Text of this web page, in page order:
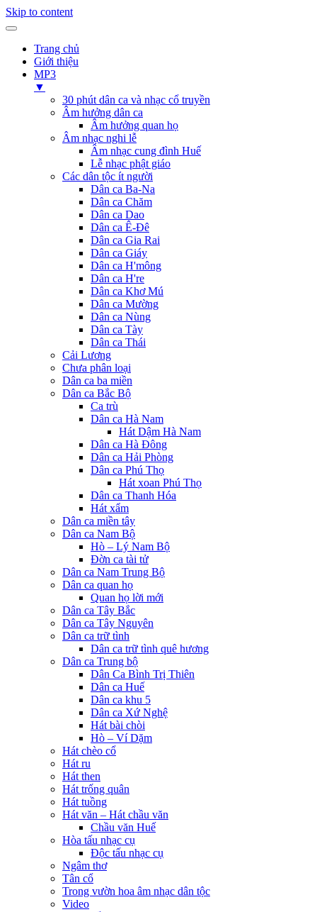
Skip to content
Trang chủ
Giới thiệu
MP3
▼
30 phút dân ca và nhạc cổ truyền
Âm hưởng dân ca
Âm hưởng quan họ
Âm nhạc nghi lễ
Âm nhạc cung đình Huế
Lễ nhạc phật giáo
Các dân tộc ít người
Dân ca Ba-Na
Dân ca Chăm
Dân ca Dao
Dân ca Ê-Đê
Dân ca Gia Rai
Dân ca Giáy
Dân ca H'mông
Dân ca H're
Dân ca Khơ Mú
Dân ca Mường
Dân ca Nùng
Dân ca Tày
Dân ca Thái
Cải Lương
Chưa phân loại
Dân ca ba miền
Dân ca Bắc Bộ
Ca trù
Dân ca Hà Nam
Hát Dậm Hà Nam
Dân ca Hà Đông
Dân ca Hải Phòng
Dân ca Phú Thọ
Hát xoan Phú Thọ
Dân ca Thanh Hóa
Hát xẩm
Dân ca miền tây
Dân ca Nam Bộ
Hò – Lý Nam Bộ
Đờn ca tài tử
Dân ca Nam Trung Bộ
Dân ca quan họ
Quan họ lời mới
Dân ca Tây Bắc
Dân ca Tây Nguyên
Dân ca trữ tình
Dân ca trữ tình quê hương
Dân ca Trung bộ
Dân Ca Bình Trị Thiên
Dân ca Huế
Dân ca khu 5
Dân ca Xứ Nghệ
Hát bài chòi
Hò – Ví Dặm
Hát chèo cổ
Hát ru
Hát then
Hát trống quân
Hát tuồng
Hát văn – Hát chầu văn
Chầu văn Huế
Hòa tấu nhạc cụ
Độc tấu nhạc cụ
Ngâm thơ
Tân cổ
Trong vườn hoa âm nhạc dân tộc
Video